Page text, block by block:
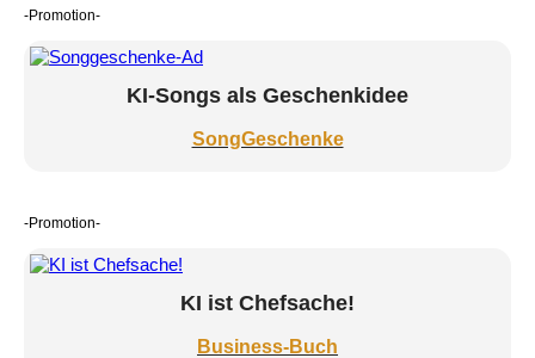
-Promotion-
KI-Songs als Geschenkidee
SongGeschenke
-Promotion-
KI ist Chefsache!
Business-Buch